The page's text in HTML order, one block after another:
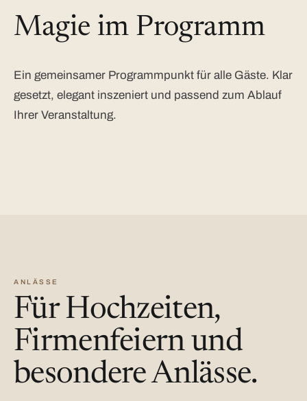
Magie im Programm
Ein gemeinsamer Programmpunkt für alle Gäste. Klar
gesetzt, elegant inszeniert und passend zum Ablauf
Ihrer Veranstaltung.
ANLÄSSE
Für Hochzeiten,
Firmenfeiern und
besondere Anlässe.